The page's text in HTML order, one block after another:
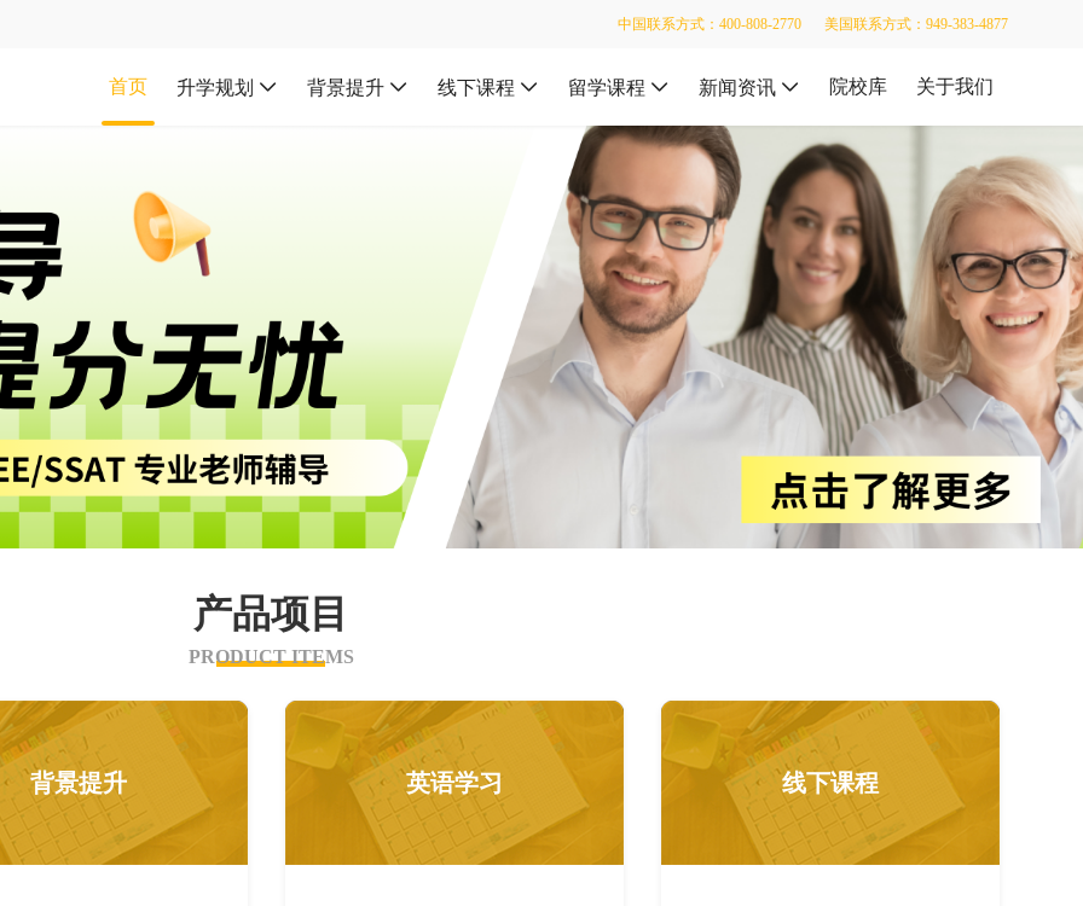
中国联系方式：400-808-2770 美国联系方式：949-383-4877
首页 升学规划 背景提升 线下课程 留学课程 新闻资讯 院校库 关于我们
产品项目
PRODUCT ITEMS
背景提升 英语学习 线下课程